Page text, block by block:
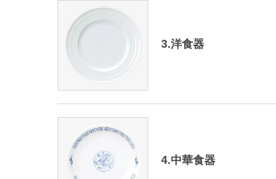
3.洋食器
4.中華食器